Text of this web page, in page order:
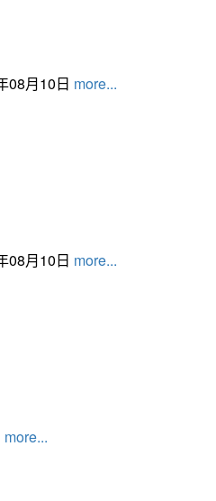
08月10日 more...
08月10日 more...
more...